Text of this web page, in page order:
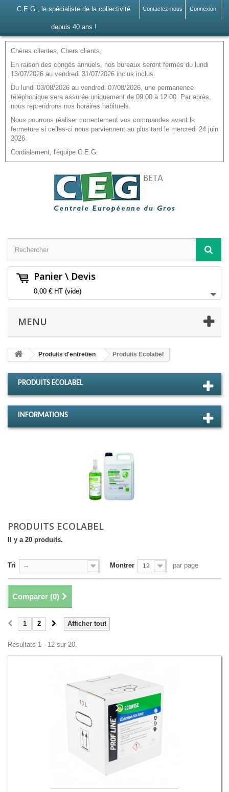
Connexion
Contactez-nous
C.E.G., le spécialiste de la collectivité
depuis 40 ans !
Chères clientes, Chers clients,
En raison des congés annuels, nos bureaux seront fermés du lundi
13/07/2026 au vendredi 31/07/2026 inclus inclus.
Du lundi 03/08/2026 au vendredi 07/08/2026, une permanence
téléphonique sera assurée uniquement de 09:00 à 12:00. Par après,
nous reprendrons nos horaires habituels.
Nous pourrons réaliser correctement vos commandes avant la
fermeture si celles-ci nous parviennent au plus tard le mercredi 24 juin
2026.
Cordialement, l'équipe C.E.G.
Panier \ Devis
0,00 €HT (vide)
MENU
Produits d'entretien Produits Ecolabel
PRODUITS ECOLABEL
INFORMATIONS
PRODUITS ECOLABEL
Il y a 20 produits.
Tri -- Montrer 12 par page
Comparer (0)
Afficher tout
1 2
Résultats 1 - 12 sur 20.